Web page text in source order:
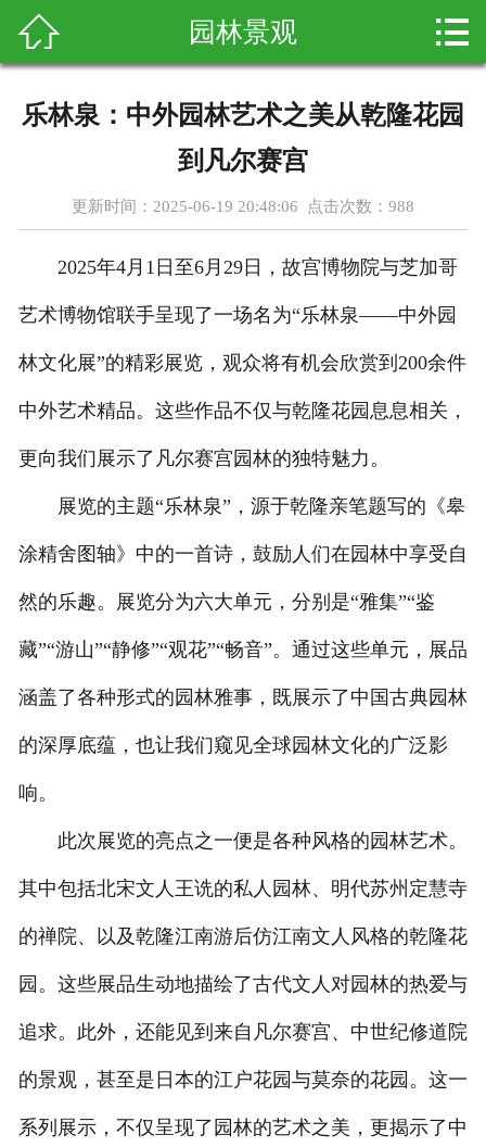
新闻资讯
客户案例
科普知识
在线留言
联系我们
 园林景观 
乐林泉：中外园林艺术之美从乾隆花园
到凡尔赛宫
更新时间：2025-06-19 20:48:06 点击次数： 988
2025年4月1日至6月29日，故宫博物院与芝加哥
艺术博物馆联手呈现了一场名为“乐林泉——中外园
林文化展”的精彩展览，观众将有机会欣赏到200余件
中外艺术精品。这些作品不仅与乾隆花园息息相关，
更向我们展示了凡尔赛宫园林的独特魅力。
展览的主题“乐林泉”，源于乾隆亲笔题写的《皋
涂精舍图轴》中的一首诗，鼓励人们在园林中享受自
然的乐趣。展览分为六大单元，分别是“雅集”“鉴
藏”“游山”“静修”“观花”“畅音”。通过这些单元，展品
涵盖了各种形式的园林雅事，既展示了中国古典园林
的深厚底蕴，也让我们窥见全球园林文化的广泛影
响。
此次展览的亮点之一便是各种风格的园林艺术。
其中包括北宋文人王诜的私人园林、明代苏州定慧寺
的禅院、以及乾隆江南游后仿江南文人风格的乾隆花
园。这些展品生动地描绘了古代文人对园林的热爱与
追求。此外，还能见到来自凡尔赛宫、中世纪修道院
的景观，甚至是日本的江户花园与莫奈的花园。这一
系列展示，不仅呈现了园林的艺术之美，更揭示了中